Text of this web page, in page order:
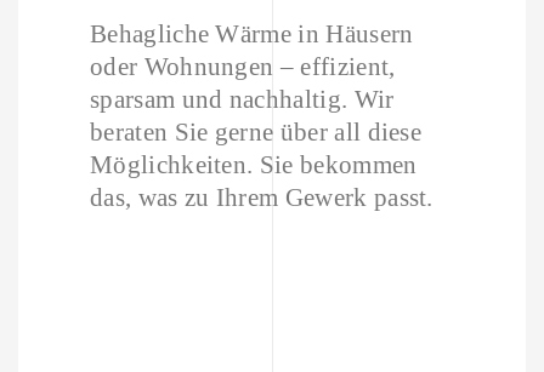
Behagliche Wärme in Häusern
oder Wohnungen – effizient,
sparsam und nachhaltig. Wir
beraten Sie gerne über all diese
Möglichkeiten. Sie bekommen
das, was zu Ihrem Gewerk passt.